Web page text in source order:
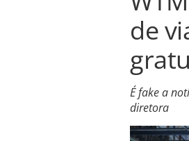
de
É fake a
diretora